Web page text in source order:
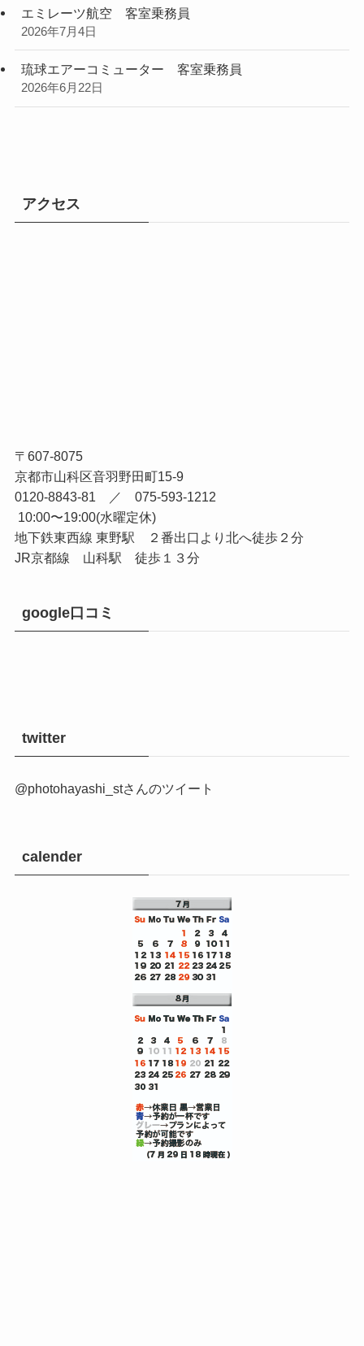
エミレーツ航空 客室乗務員
2026年7月4日
琉球エアーコミューター 客室乗務員
2026年6月22日
アクセス
〒607-8075
京都市山科区音羽野田町15-9
0120-8843-81 ／ 075-593-1212
10:00〜19:00(水曜定休)
地下鉄東西線 東野駅 ２番出口より北へ徒歩２分
JR京都線 山科駅 徒歩１３分
google口コミ
twitter
@photohayashi_stさんのツイート
calender